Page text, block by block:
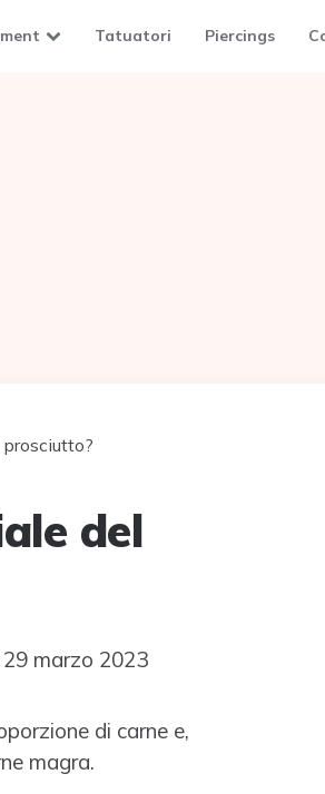
Tatuatori Piercings
del
marzo 2023
di carne e,
magra.